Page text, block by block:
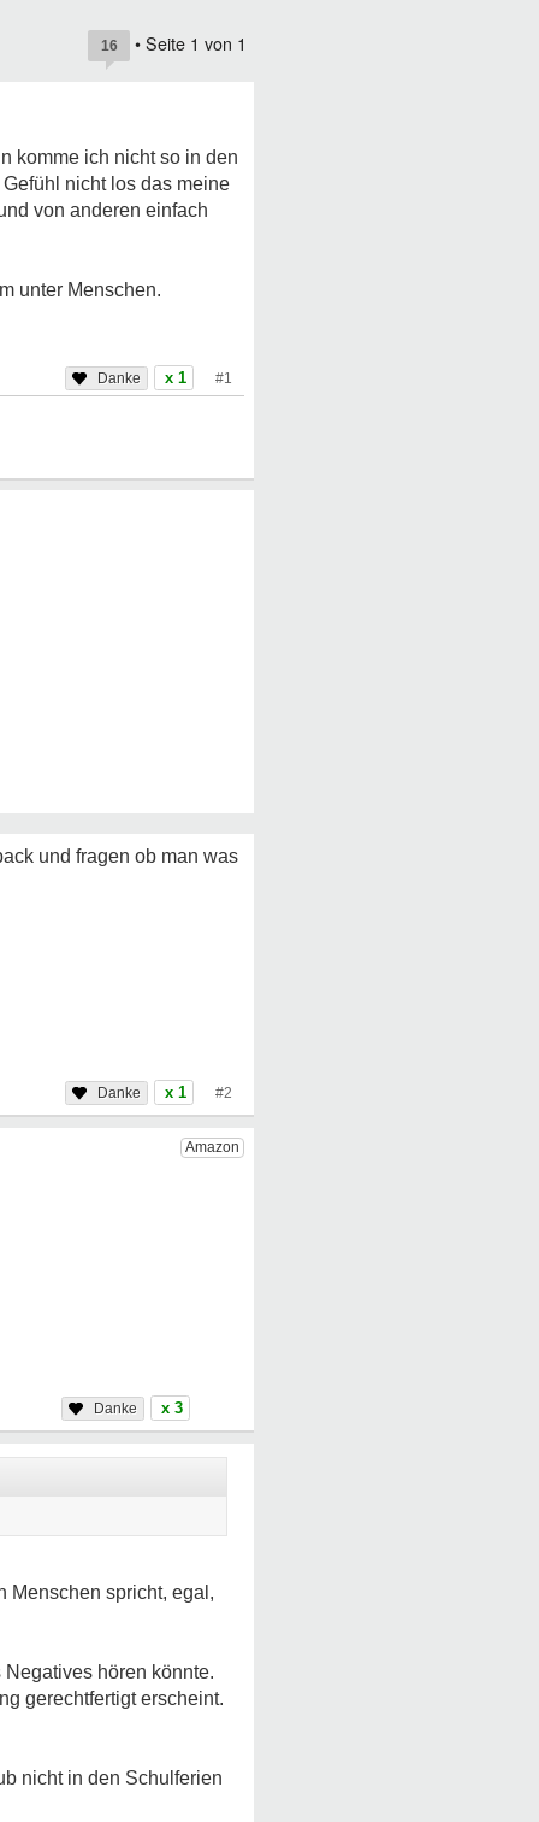
16 • Seite 1 von 1
komme ich nicht so in den
nicht los das meine
von anderen einfach
unter Menschen.
x 1 #1
und fragen ob man was
x 1 #2
x 3
Menschen spricht, egal,
hören könnte.
gerechtfertigt erscheint.
nicht in den Schulferien